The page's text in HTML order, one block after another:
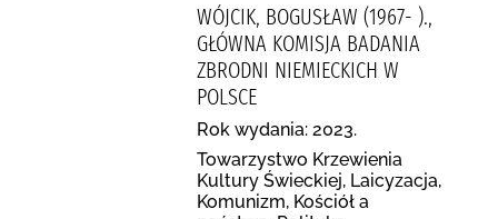
WÓJCIK, BOGUSŁAW (1967- ).,
GŁÓWNA KOMISJA BADANIA
ZBRODNI NIEMIECKICH W
POLSCE
Rok wydania: 2023.
Towarzystwo Krzewienia
Kultury Świeckiej, Laicyzacja,
Komunizm, Kościół a